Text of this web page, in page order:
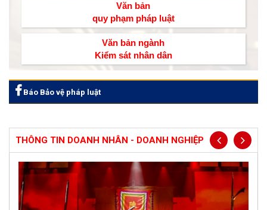
Văn bản
quy phạm pháp luật
Văn bản ngành
Kiểm sát nhân dân
Báo Bảo vệ pháp luật
THÔNG TIN DOANH NHÂN - DOANH NGHIỆP